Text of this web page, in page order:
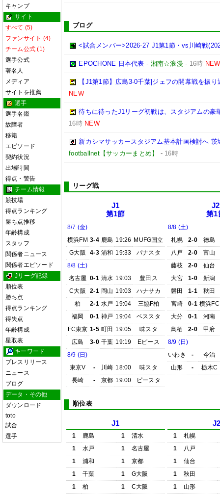
キャンプ
サイト
すべて (5)
ファンサイト (4)
チーム公式 (1)
選手公式
著名人
メディア
サイトを推薦
選手
選手名鑑
故障者
移籍
エピソード
契約状況
出場時間
得点・警告
チーム情報
競技場
得点ランキング
勝ち点推移
年齢構成
スタッフ
関係者ニュース
関係者エピソード
Jリーグ記録
順位表
勝ち点
得点ランキング
得失点
年齢構成
星取表
キーワード
プレスリリース
ニュース
ブログ
データ・その他
ダウンロード
toto
試合
選手
ブログ
<試合メンバー>2026-27 J1第1節・vs川崎戦
EPOCHONE 日本代表 - 湘南☆浪漫 - 16時 NEW
【J1第1節】広島3-0千葉|ジェフの開幕戦を振
NEW
待ちに待ったJ1リーグ初戦は、スタジアムの豪
16時 NEW
新カシマサッカースタジアム基本計画検討へ
footballnet【サッカーまとめ】
- 16時
リーグ戦
J1
第1節
8/7 (金)
横浜FM 3-4 鹿島 19:26 MUFG国立
G大阪
4-3 浦和 19:33
パナスタ
8/8 (土)
名古屋 0-1 清水 19:03
豊田ス
C大阪
2-1 岡山 19:03
ハナサカ
柏
2-1 水戸 19:04
三協F柏
福岡
0-1 神戸 19:04
ベススタ
FC東京 1-5 町田 19:05
味スタ
広島
3-0 千葉 19:19
Eピース
8/9 (日)
東京V
- 川崎 18:00
味スタ
長崎
- 京都 19:00 ピースタ
J2
第1
8/8 (土)
札幌
2-0
徳島
八戸
2-0
富山
藤枝
2-0
仙台
大宮
1-0
新潟
磐田
1-1
秋田
宮崎
0-1 横浜FC
大分
0-1
湘南
鳥栖
2-0
甲府
8/9 (日)
いわき
-
今治
山形
- 栃木C
順位表
J1
1 鹿島 1
清水
1
水戸 1
名古屋
1
浦和 1
京都
1
千葉 1
G大阪
1
柏 1
C大阪
1
札幌
1
八戸
1
仙台
1
秋田
1
山形